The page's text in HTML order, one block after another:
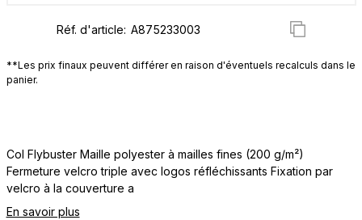
Réf. d'article:
**Les prix finaux peuvent différer en raison d'éventuels recalculs dans le
panier.
Col Flybuster Maille polyester à mailles fines (200 g/m²)
Fermeture velcro triple avec logos réfléchissants Fixation par
velcro à la couverture a
En savoir plus